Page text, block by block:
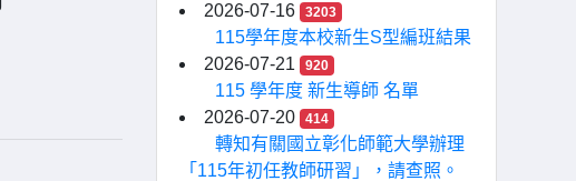
2026-07-16 3203
115學年度本校新生S型編班結果
2026-07-21
920
115 學年度 新生導師 名單
2026-07-20
414
轉知有關國立彰化師範大學辦理
「115年初任教師研習」，請查照。